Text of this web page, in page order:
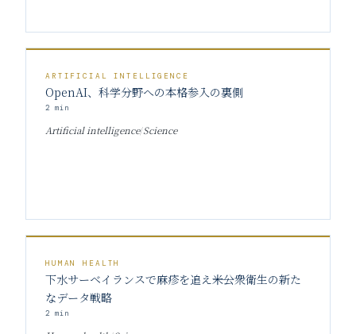
ARTIFICIAL INTELLIGENCE
OpenAI、科学分野への本格参入の裏側
2 min
Artificial intelligence/Science
HUMAN HEALTH
下水サーベイランスで麻疹を追え――米公衆衛生の新た
なデータ戦略
2 min